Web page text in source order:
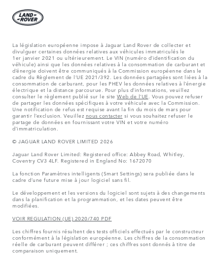
La législation européenne impose à Jaguar Land Rover de collecter et
divulguer certaines données relatives aux véhicules immatriculés le
1er janvier 2021 ou ultérieurement. Le VIN (numéro d’identification du
véhicule) ainsi que les données relatives à la consommation de carburant et
d’énergie doivent être communiqués à la Commission européenne dans le
cadre du Règlement de l’UE 2021/392. Les données partagées sont liées à la
consommation de carburant, pour les PHEV les données relatives à l’énergie
électrique et la distance parcourue. Pour plus d’informations, veuillez
consulter le règlement publié sur le site Web de l’UE . Vous pouvez refuser
de partager les données spécifiques à votre véhicule avec la Commission.
Une notification de refus est requise avant la fin du mois de mars pour
garantir l’exclusion. Veuillez nous contacter si vous souhaitez refuser le
partage de données en fournissant votre VIN et votre numéro
d’immatriculation.
© JAGUAR LAND ROVER LIMITED 2026
Jaguar Land Rover Limited: Registered office: Abbey Road, Whitley,
Coventry CV3 4LF. Registered in England No: 1672070
La fonction Paramètres intelligents (Smart Settings) sera publiée dans le
cadre d’une future mise à jour logiciel sans fil.
Le développement et les versions du logiciel sont sujets à des changements
dans la planification et la programmation, et les dates peuvent être
modifiées.
VOIR REGULATION (UE) 2020/740 PDF
Les chiffres fournis résultent des tests officiels effectués par le constructeur
conformément à la législation européenne. Les chiffres de la consommation
réelle de carburant peuvent différer ; ces chiffres sont donnés à titre de
comparaison uniquement.